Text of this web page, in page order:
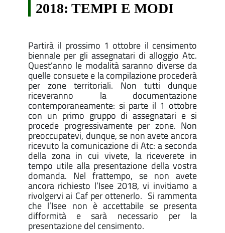
2018: TEMPI E MODI
Partirà il prossimo 1 ottobre il censimento
biennale per gli assegnatari di alloggio Atc.
Quest’anno le modalità saranno diverse da
quelle consuete e la compilazione procederà
per zone territoriali. Non tutti dunque
riceveranno la documentazione
contemporaneamente: si parte il 1 ottobre
con un primo gruppo di assegnatari e si
procede progressivamente per zone. Non
preoccupatevi, dunque, se non avete ancora
ricevuto la comunicazione di Atc: a seconda
della zona in cui vivete, la riceverete in
tempo utile alla presentazione della vostra
domanda. Nel frattempo, se non avete
ancora richiesto l’Isee 2018, vi invitiamo a
rivolgervi ai Caf per ottenerlo. Si rammenta
che l’Isee non è accettabile se presenta
difformità e sarà necessario per la
presentazione del censimento.